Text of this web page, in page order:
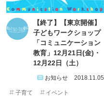
【終了】【東京開催】
子どもワークショップ
「コミュニケーション
教育」12月21日(金)・
12月22日（土）
お知らせ 2018.11.05
子育て イベント